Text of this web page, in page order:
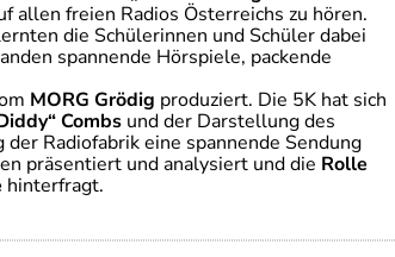
allen freien Radios Österreichs zu hören.
die Schülerinnen und Schüler dabei
spannende Hörspiele, packende
MORG Grödig produziert. Die 5K hat sich
Combs und der Darstellung des
Radiofabrik eine spannende Sendung
präsentiert und analysiert und die Rolle
hinterfragt.